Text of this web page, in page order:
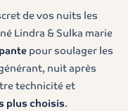
de vos nuits les
Lindra & Sulka marie
pour soulager les
nuit après
technicité et
plus choisis.